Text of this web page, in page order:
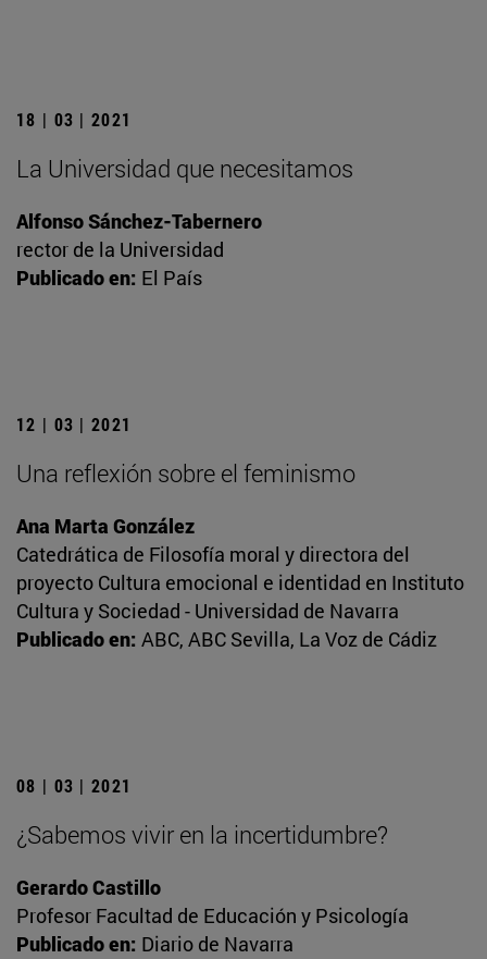
18 | 03 | 2021
La Universidad que necesitamos
Alfonso Sánchez-Tabernero
rector de la Universidad
Publicado en: El País
12 | 03 | 2021
Una reflexión sobre el feminismo
Ana Marta González
Catedrática de Filosofía moral y directora del
proyecto Cultura emocional e identidad en Instituto
Cultura y Sociedad - Universidad de Navarra
Publicado en: ABC, ABC Sevilla, La Voz de Cádiz
08 | 03 | 2021
¿Sabemos vivir en la incertidumbre?
Gerardo Castillo
Profesor Facultad de Educación y Psicología
Publicado en: Diario de Navarra